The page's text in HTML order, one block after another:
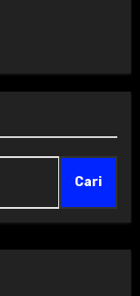
Cari